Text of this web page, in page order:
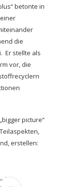
betonte in
die
Er stellte als
vor, die
picture“
erstellen: